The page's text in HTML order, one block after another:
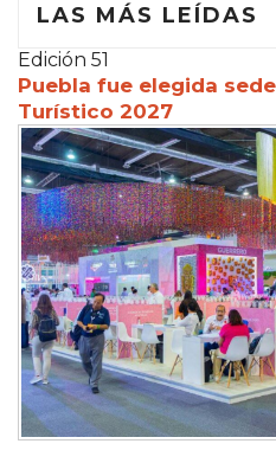
LAS MÁS LEÍDAS
Edición 51
Puebla fue elegida
Turístico 2027